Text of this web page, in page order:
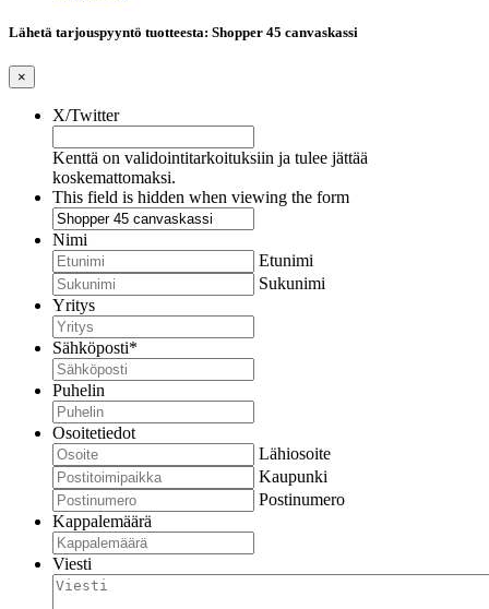
Lähetä tarjouspyyntö tuotteesta: Shopper 45 canvaskassi
×
X/Twitter
Kenttä on validointitarkoituksiin ja tulee jättää
koskemattomaksi.
This field is hidden when viewing the form
Nimi
Etunimi
Sukunimi
Yritys
Sähköposti*
Puhelin
Osoitetiedot
Lähiosoite
Kaupunki
Postinumero
Kappalemäärä
Viesti